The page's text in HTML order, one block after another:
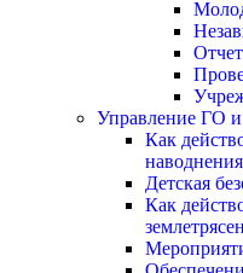
Управление ГО
Как
наводнения
Детская
Как